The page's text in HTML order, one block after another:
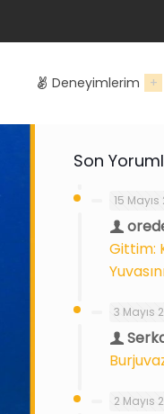
Deneyimlerim
Son
15
Gittim:
3 Mayıs
2 Mayıs